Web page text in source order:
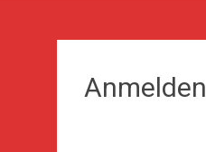
Anmelden